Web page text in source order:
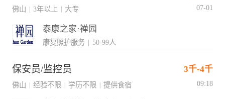
佛山 3年以上 大专 07-01
泰康之家·禅园
康复照护服务 | 50-99人
保安员/监控员 3千-4千
佛山 | 经验不限 | 学历不限 | 提供食宿 09:18